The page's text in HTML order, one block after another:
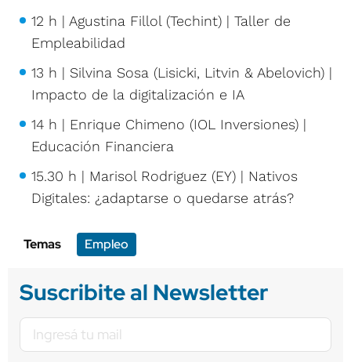
12 h | Agustina Fillol (Techint) | Taller de
Empleabilidad
13 h | Silvina Sosa (Lisicki, Litvin & Abelovich) |
Impacto de la digitalización e IA
14 h | Enrique Chimeno (IOL Inversiones) |
Educación Financiera
15.30 h | Marisol Rodriguez (EY) | Nativos
Digitales: ¿adaptarse o quedarse atrás?
Temas Empleo
Suscribite al Newsletter